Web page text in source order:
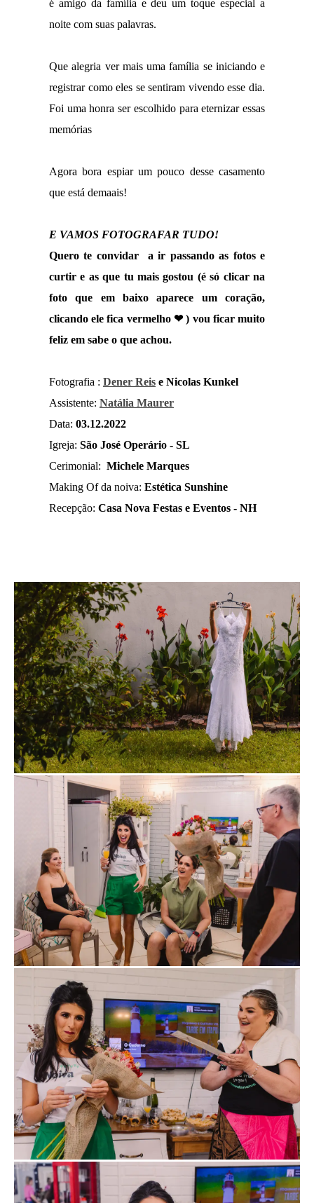
é amigo da família e deu um toque especial a
noite com suas palavras.
Que alegria ver mais uma família se iniciando e
registrar como eles se sentiram vivendo esse dia.
Foi uma honra ser escolhido para eternizar essas
memórias
Agora bora espiar um pouco desse casamento
que está demaais!
E VAMOS FOTOGRAFAR TUDO!
Quero te convidar a ir passando as fotos e
curtir e as que tu mais gostou (é só clicar na
foto que em baixo aparece um coração,
clicando ele fica vermelho ❤ ) vou ficar muito
feliz em sabe o que achou.
Fotografia : Dener Reis e Nicolas Kunkel
Assistente: Natália Maurer
Data: 03.12.2022
Igreja: São José Operário - SL
Cerimonial: Michele Marques
Making Of da noiva: Estética Sunshine
Recepção: Casa Nova Festas e Eventos - NH